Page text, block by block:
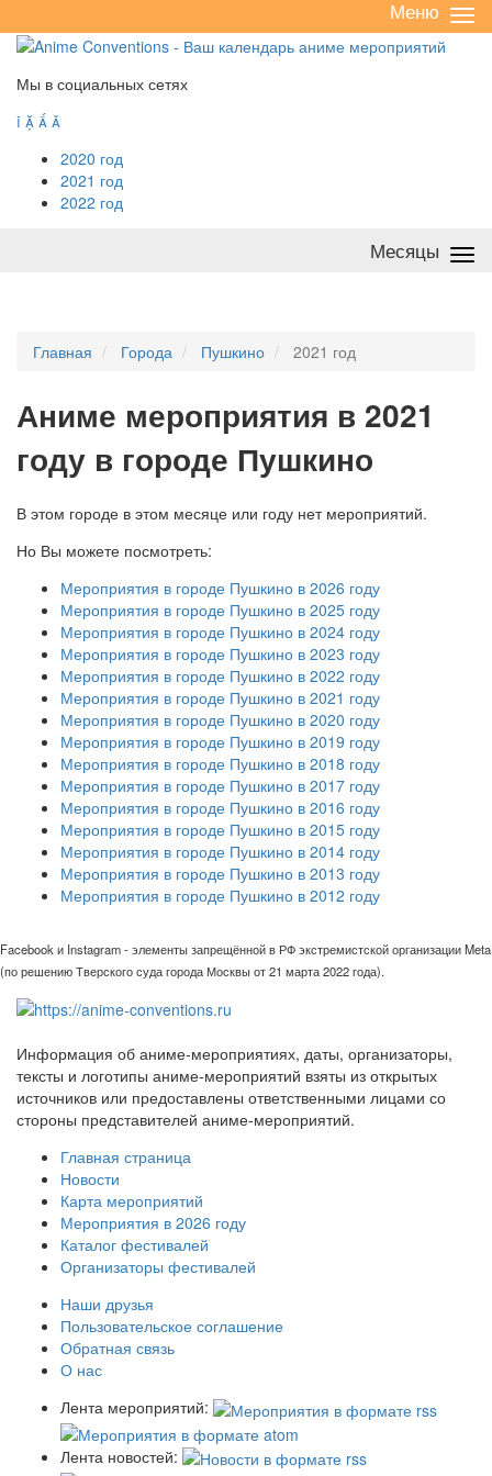
/
Меню
Мы в социальных сетях
   
2020 год
2021 год
2022 год
Месяцы
Главная Города Пушкино 2021 год
Аниме мероприятия в 2021
году в городе Пушкино
В этом городе в этом месяце или году нет мероприятий.
Но Вы можете посмотреть:
Мероприятия в городе Пушкино в 2026 году
Мероприятия в городе Пушкино в 2025 году
Мероприятия в городе Пушкино в 2024 году
Мероприятия в городе Пушкино в 2023 году
Мероприятия в городе Пушкино в 2022 году
Мероприятия в городе Пушкино в 2021 году
Мероприятия в городе Пушкино в 2020 году
Мероприятия в городе Пушкино в 2019 году
Мероприятия в городе Пушкино в 2018 году
Мероприятия в городе Пушкино в 2017 году
Мероприятия в городе Пушкино в 2016 году
Мероприятия в городе Пушкино в 2015 году
Мероприятия в городе Пушкино в 2014 году
Мероприятия в городе Пушкино в 2013 году
Мероприятия в городе Пушкино в 2012 году
Facebook и Instagram - элементы запрещённой в РФ экстремистской организации Meta
(по решению Тверского суда города Москвы от 21 марта 2022 года).
Информация об аниме-мероприятиях, даты, организаторы,
тексты и логотипы аниме-мероприятий взяты из открытых
источников или предоставлены ответственными лицами со
стороны представителей аниме-мероприятий.
Главная страница
Новости
Карта мероприятий
Мероприятия в 2026 году
Каталог фестивалей
Организаторы фестивалей
Наши друзья
Пользовательское соглашение
Обратная связь
О нас
Лента мероприятий:
Лента новостей: